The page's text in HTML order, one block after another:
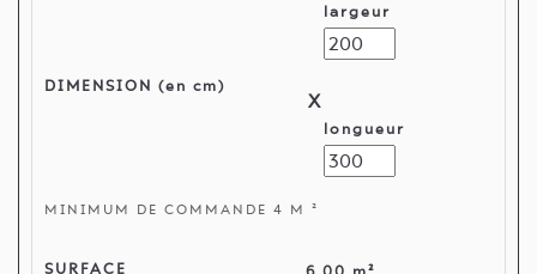
DIMENSION (en cm)
largeur
X
longueur
MINIMUM DE COMMANDE 4 M ²
SURFACE